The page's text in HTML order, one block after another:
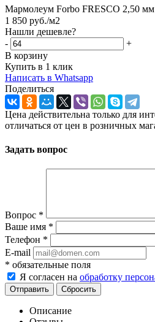
Мармолеум Forbo FRESCO 2,50
1 850 руб./м2
Нашли дешевле?
-
+
В корзину
Купить в 1 клик
Написать в Whatsapp
Поделиться
Цена действительна только для
отличаться от цен в розничных
Задать вопрос
Вопрос *
Ваше имя *
Телефон *
E-mail
* обязательные поля
Я согласен на обработку
Сбросить
Описание